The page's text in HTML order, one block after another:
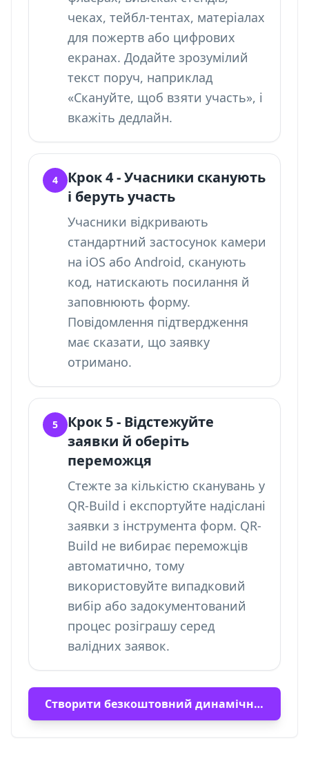
чеках, тейбл-тентах, матеріалах
для пожертв або цифрових
екранах. Додайте зрозумілий
текст поруч, наприклад
«Скануйте, щоб взяти участь», і
вкажіть дедлайн.
4
Крок 4 - Учасники сканують
і беруть участь
Учасники відкривають
стандартний застосунок камери
на iOS або Android, сканують
код, натискають посилання й
заповнюють форму.
Повідомлення підтвердження
має сказати, що заявку
отримано.
5
Крок 5 - Відстежуйте
заявки й оберіть
переможця
Стежте за кількістю сканувань у
QR-Build і експортуйте надіслані
заявки з інструмента форм. QR-
Build не вибирає переможців
автоматично, тому
використовуйте випадковий
вибір або задокументований
процес розіграшу серед
валідних заявок.
Створити безкоштовний динамічний QR-код